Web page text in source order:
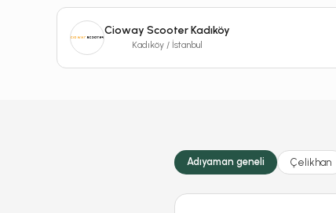
Cioway Scooter Kadıköy
Kadıköy / İstanbul
Adıyaman geneli Çelikhan